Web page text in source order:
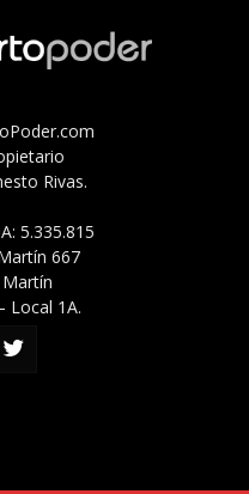
Rivas.
5.335.815
667
Local 1A.